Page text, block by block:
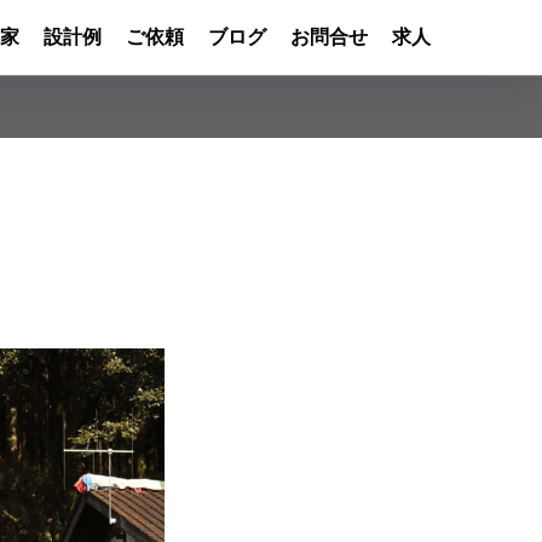
設計例 ご依頼 ブログ お問合せ 求人